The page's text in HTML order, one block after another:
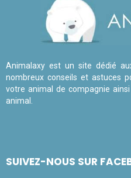
Animalaxy est un site dédié
nombreux conseils et astuces
votre animal de compagnie
animal.
SUIVEZ-NOUS SUR